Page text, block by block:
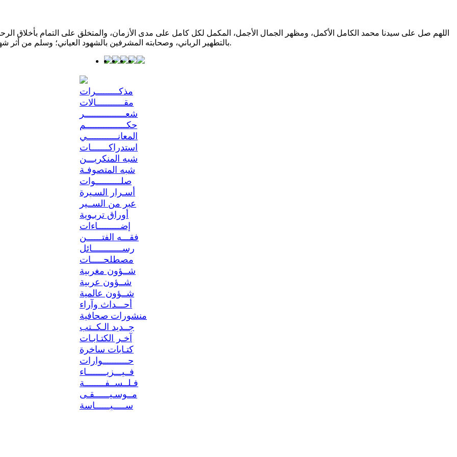
اللهم صل على سيدنا محمد الكامل الأكمل، ومظهر الجمال الأجمل، المكمل لكل كامل على مدى الأزمان، والمتخلق على التمام بأخلاق
بالتطهير الرباني، وصحابته المشرفين بالشهود العياني؛ وسلم من أثر شهود نفوسنا صلاتنا عليه تسليما. والحمد لله المنعم المفضل حمدا عميما.
مذكـــــــــرات
مقـــــــــــالات
شعــــــــــــــــر
حكــــــــــــــــم
المعانــــــــــــي
استدراكـــــــات
شبه المنكريـــن
شبه المتصوفـة
صلــــــــــوات
أسـرار السـيرة
عبر من الســير
أوراق تربـوية
إضـــــــــاءات
فقـــه الفتــــــن
رســــــــــــائل
مصطلحـــــات
شــؤون مغربية
شــؤون عربية
شــؤون عالمية
أحـــداث وآراء
منشورات صحافية
جــديد الـكــتب
آخـر الكتـابـات
كتـابات ساخرة
حــــــــــوارات
فــيـــزيــــــــاء
فـلــســفــــــــة
مــوسـيــــــقـى
ســـــيــــــاسة